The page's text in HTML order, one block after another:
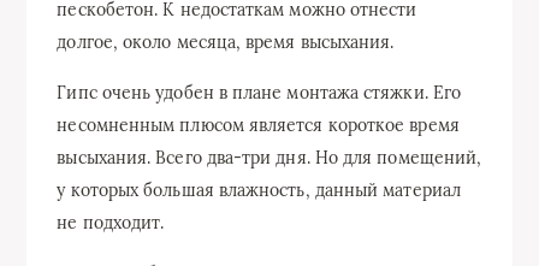
пескобетон. К недостаткам можно отнести
долгое, около месяца, время высыхания.
Гипс очень удобен в плане монтажа стяжки. Его
несомненным плюсом является короткое время
высыхания. Всего два-три дня. Но для помещений,
у которых большая влажность, данный материал
не подходит.